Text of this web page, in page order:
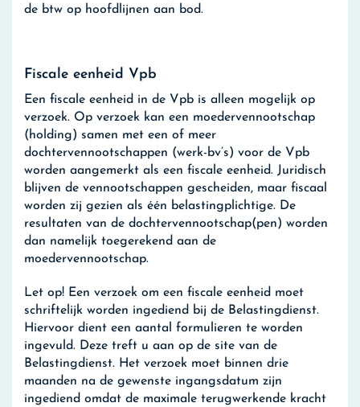
de btw op hoofdlijnen aan bod.
Fiscale eenheid Vpb
Een fiscale eenheid in de Vpb is alleen mogelijk op
verzoek. Op verzoek kan een moedervennootschap
(holding) samen met een of meer
dochtervennootschappen (werk-bv’s) voor de Vpb
worden aangemerkt als een fiscale eenheid. Juridisch
blijven de vennootschappen gescheiden, maar fiscaal
worden zij gezien als één belastingplichtige. De
resultaten van de dochtervennootschap(pen) worden
dan namelijk toegerekend aan de
moedervennootschap.
Let op! Een verzoek om een fiscale eenheid moet
schriftelijk worden ingediend bij de Belastingdienst.
Hiervoor dient een aantal formulieren te worden
ingevuld. Deze treft u aan op de site van de
Belastingdienst. Het verzoek moet binnen drie
maanden na de gewenste ingangsdatum zijn
ingediend omdat de maximale terugwerkende kracht